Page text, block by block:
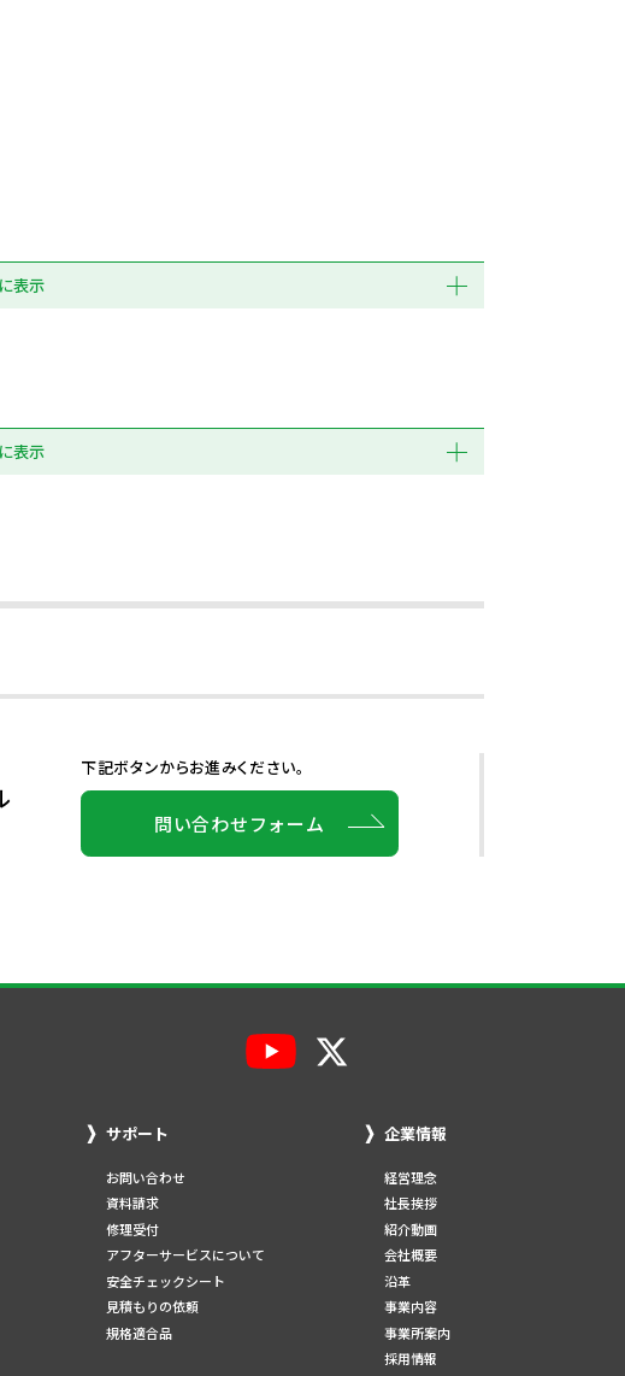
表示
表示
下記ボタンからお進みください。
問い合わせフォーム
サポート
お問い合わせ
資料請求
修理受付
アフターサービスについて
安全チェックシート
見積もりの依頼
規格適合品
企業情報
経営理念
社長挨拶
紹介動画
会社概要
沿革
事業内容
事業所案内
採用情報